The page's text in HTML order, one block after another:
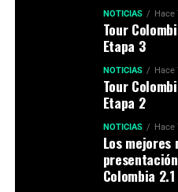
NOTICIAS Hace
Tour
Etapa 3
NOTICIAS Hace
Tour
Etapa 2
NOTICIAS Hace
Los mejores
Colombia 2.1